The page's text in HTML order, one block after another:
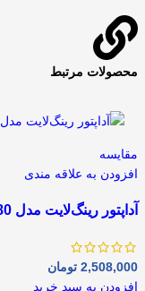
محصولات مرتبط
مقايسه
افزودن به علاقه مندی
آداپتور رینگ‌لایت مدل XK-480
2,508,000 تومان
افزودن به سبد خرید